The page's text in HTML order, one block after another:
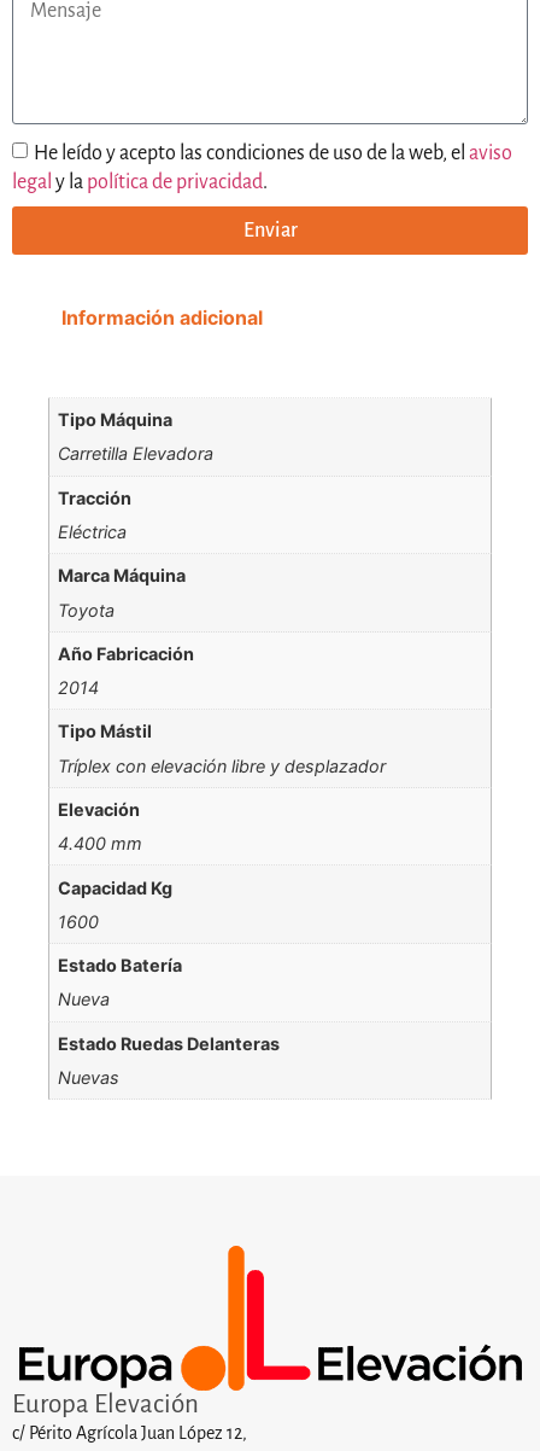
He leído y acepto las condiciones de uso de la web, el aviso
legal y la política de privacidad.
Enviar
Información adicional
Tipo Máquina
Carretilla Elevadora
Tracción
Eléctrica
Marca Máquina
Toyota
Año Fabricación
2014
Tipo Mástil
Tríplex con elevación libre y desplazador
Elevación
4.400 mm
Capacidad Kg
1600
Estado Batería
Nueva
Estado Ruedas Delanteras
Nuevas
Europa Elevación
c/ Périto Agrícola Juan López 12,